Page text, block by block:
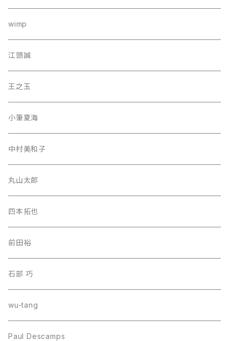
wimp
江頭誠
王之玉
小筆夏海
中村美和子
丸山太郎
四本拓也
前田裕
石部 巧
wu-tang
Paul Descamps